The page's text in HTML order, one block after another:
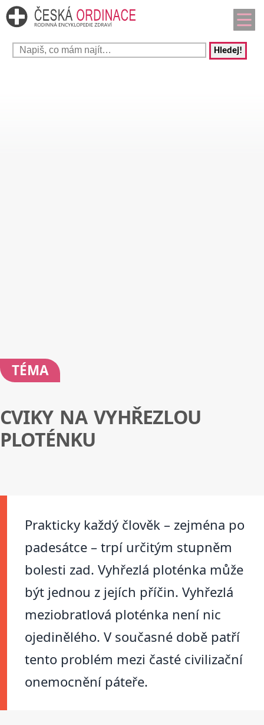
Hledej!
TÉMA
CVIKY NA VYHŘEZLOU
PLOTÉNKU
Prakticky každý člověk – zejména po
padesátce – trpí určitým stupněm
bolesti zad. Vyhřezlá ploténka může
být jednou z jejích příčin. Vyhřezlá
meziobratlová ploténka není nic
ojedinělého. V současné době patří
tento problém mezi časté civilizační
onemocnění páteře.